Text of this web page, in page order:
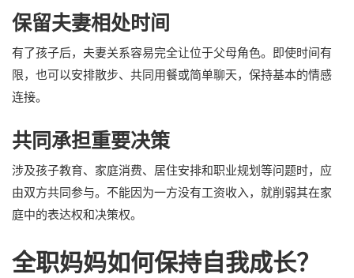
保留夫妻相处时间
有了孩子后，夫妻关系容易完全让位于父母角色。即使时间有
限，也可以安排散步、共同用餐或简单聊天，保持基本的情感
连接。
共同承担重要决策
涉及孩子教育、家庭消费、居住安排和职业规划等问题时，应
由双方共同参与。不能因为一方没有工资收入，就削弱其在家
庭中的表达权和决策权。
全职妈妈如何保持自我成长？